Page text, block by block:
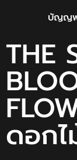
บัญญพ
THE
ดอกไ